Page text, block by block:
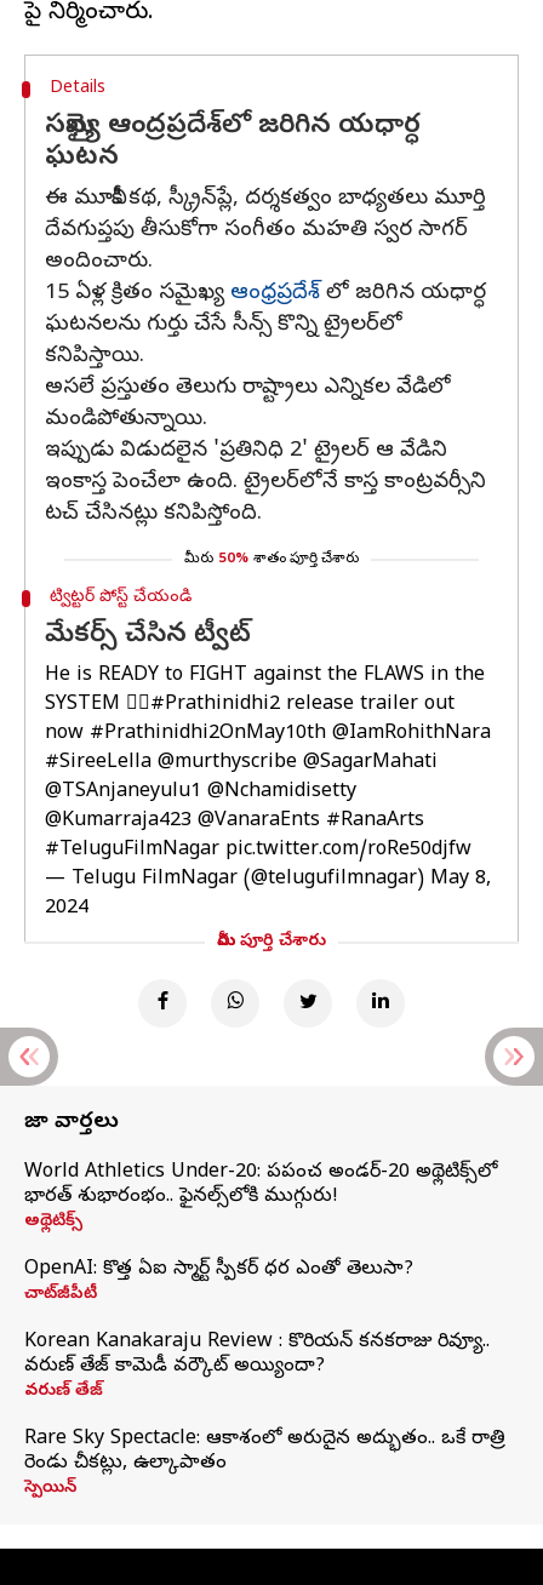
Details
సమైఖ్య ఆంద్రప్రదేశ్​లో జరిగిన యధార్ధ
ఘటన
ఈ మూవీకి కథ, స్క్రీన్‌ప్లే, దర్శకత్వం బాధ్యతలు మూర్తి
దేవగుప్తపు తీసుకోగా సంగీతం మహతి స్వర సాగర్
అందించారు.
15 ఏళ్ల క్రితం సమైఖ్య ఆంధ్రప్రదేశ్ ​లో జరిగిన యధార్ధ
ఘటనలను గుర్తు చేసే సీన్స్ కొన్ని ట్రైలర్​లో
కనిపిస్తాయి.
అసలే ప్రస్తుతం తెలుగు రాష్ట్రాలు ఎన్నికల వేడిలో
మండిపోతున్నాయి.
ఇప్పుడు విడుదలైన 'ప్రతినిధి 2' ట్రైలర్ ఆ వేడిని
ఇంకాస్త పెంచేలా ఉంది. ట్రైలర్​లోనే కాస్త కాంట్రవర్సీని
టచ్​ చేసినట్లు కనిపిస్తోంది.
మీరు 50% శాతం పూర్తి చేశారు
ట్విట్టర్ పోస్ట్ చేయండి
మేకర్స్ చేసిన ట్వీట్
He is READY to FIGHT against the FLAWS in the
SYSTEM ❤️‍🔥#Prathinidhi2 release trailer out
now #Prathinidhi2OnMay10th @IamRohithNara
#SireeLella @murthyscribe @SagarMahati
@TSAnjaneyulu1 @Nchamidisetty
@Kumarraja423 @VanaraEnts #RanaArts
#TeluguFilmNagar pic.twitter.com/roRe50djfw
— Telugu FilmNagar (@telugufilmnagar) May 8,
2024
మీరు పూర్తి చేశారు
తాజా వార్తలు
World Athletics Under-20: ప్రపంచ అండర్-20 అథ్లెటిక్స్‌లో
భారత్‌ శుభారంభం.. ఫైనల్స్‌లోకి ముగ్గురు!
అథ్లెటిక్స్
OpenAI: కొత్త ఏఐ స్మార్ట్ స్పీకర్ ధర ఎంతో తెలుసా?
చాట్‌జీపీటీ
Korean Kanakaraju Review : కొరియన్ కనకరాజు రివ్యూ..
వరుణ్ తేజ్ కామెడీ వర్కౌట్ అయ్యిందా?
వరుణ్ తేజ్
Rare Sky Spectacle: ఆకాశంలో అరుదైన అద్భుతం.. ఒకే రాత్రి
రెండు చీకట్లు, ఉల్కాపాతం
స్పెయిన్